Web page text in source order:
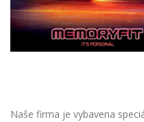
Naše firma je vybavena